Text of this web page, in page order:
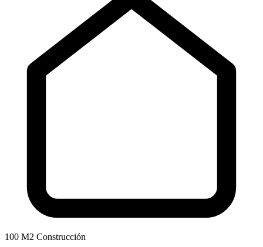
100 M2 Construcción